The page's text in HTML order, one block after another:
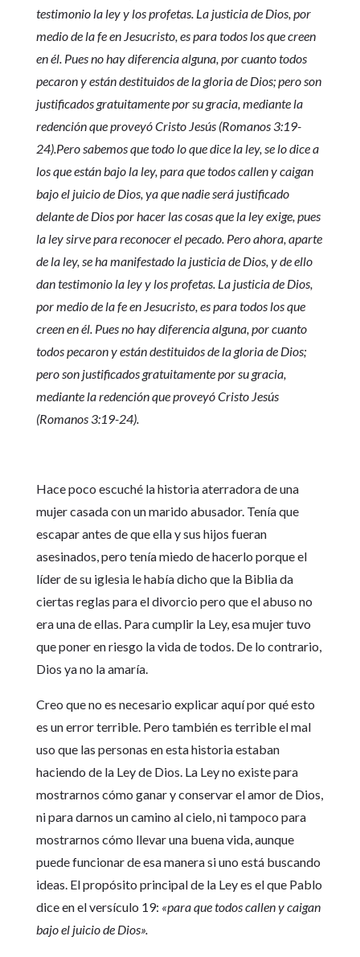
testimonio la ley y los profetas. La justicia de Dios, por
medio de la fe en Jesucristo, es para todos los que creen
en él. Pues no hay diferencia alguna, por cuanto todos
pecaron y están destituidos de la gloria de Dios; pero son
justificados gratuitamente por su gracia, mediante la
redención que proveyó Cristo Jesús (Romanos 3:19-
24).Pero sabemos que todo lo que dice la ley, se lo dice a
los que están bajo la ley, para que todos callen y caigan
bajo el juicio de Dios, ya que nadie será justificado
delante de Dios por hacer las cosas que la ley exige, pues
la ley sirve para reconocer el pecado. Pero ahora, aparte
de la ley, se ha manifestado la justicia de Dios, y de ello
dan testimonio la ley y los profetas. La justicia de Dios,
por medio de la fe en Jesucristo, es para todos los que
creen en él. Pues no hay diferencia alguna, por cuanto
todos pecaron y están destituidos de la gloria de Dios;
pero son justificados gratuitamente por su gracia,
mediante la redención que proveyó Cristo Jesús
(Romanos 3:19-24).
Hace poco escuché la historia aterradora de una
mujer casada con un marido abusador. Tenía que
escapar antes de que ella y sus hijos fueran
asesinados, pero tenía miedo de hacerlo porque el
líder de su iglesia le había dicho que la Biblia da
ciertas reglas para el divorcio pero que el abuso no
era una de ellas. Para cumplir la Ley, esa mujer tuvo
que poner en riesgo la vida de todos. De lo contrario,
Dios ya no la amaría.
Creo que no es necesario explicar aquí por qué esto
es un error terrible. Pero también es terrible el mal
uso que las personas en esta historia estaban
haciendo de la Ley de Dios. La Ley no existe para
mostrarnos cómo ganar y conservar el amor de Dios,
ni para darnos un camino al cielo, ni tampoco para
mostrarnos cómo llevar una buena vida, aunque
puede funcionar de esa manera si uno está buscando
ideas. El propósito principal de la Ley es el que Pablo
dice en el versículo 19: «para que todos callen y caigan
bajo el juicio de Dios».